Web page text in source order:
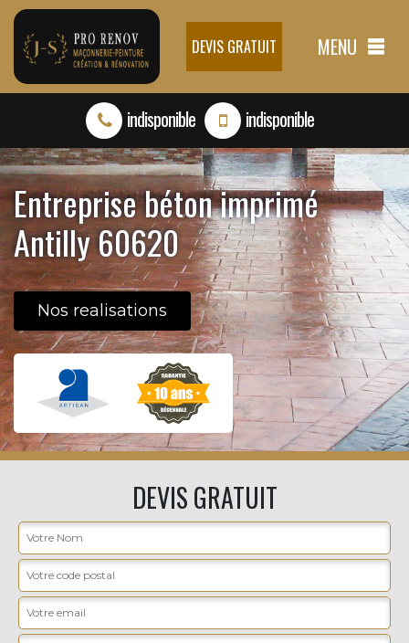
DEVIS GRATUIT MENU
indisponible indisponible
Entreprise béton imprimé
Antilly 60620
Nos realisations
DEVIS GRATUIT